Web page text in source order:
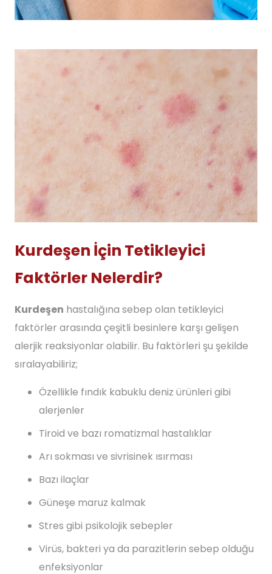
Kurdeşen İçin Tetikleyici
Faktörler Nelerdir?
Kurdeşen hastalığına sebep olan tetikleyici
faktörler arasında çeşitli besinlere karşı gelişen
alerjik reaksiyonlar olabilir. Bu faktörleri şu şekilde
sıralayabiliriz;
Özellikle fındık kabuklu deniz ürünleri gibi
alerjenler
Tiroid ve bazı romatizmal hastalıklar
Arı sokması ve sivrisinek ısırması
Bazı ilaçlar
Güneşe maruz kalmak
Stres gibi psikolojik sebepler
Virüs, bakteri ya da parazitlerin sebep olduğu
enfeksiyonlar